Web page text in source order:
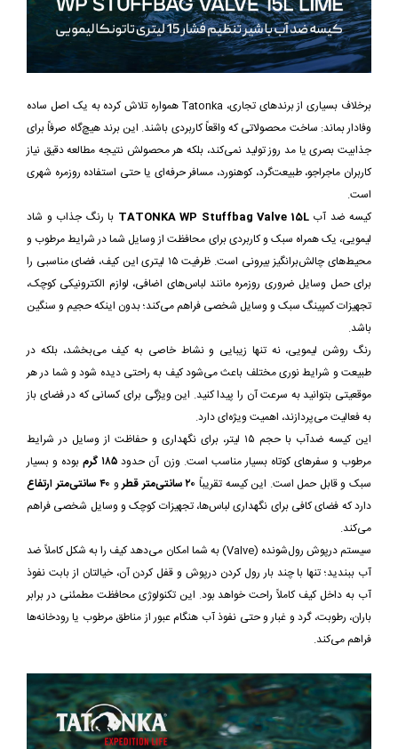
برخلاف بسیاری از برندهای تجاری، Tatonka همواره تلاش کرده به یک اصل ساده
وفادار بماند: ساخت محصولاتی که واقعاً کاربردی باشند. این برند هیچ‌گاه صرفاً برای
جذابیت بصری یا مد روز تولید نمی‌کند، بلکه هر محصولش نتیجه مطالعه دقیق نیاز
کاربران ماجراجو، طبیعت‌گرد، کوهنورد، مسافر حرفه‌ای یا حتی استفاده روزمره شهری
است.
کیسه ضد آبTATONKA WP Stuffbag Valve 15L با رنگ جذاب و شاد
لیمویی، یک همراه سبک و کاربردی برای محافظت از وسایل شما در شرایط مرطوب و
محیط‌های چالش‌برانگیز بیرونی است. ظرفیت ۱۵ لیتری این کیف، فضای مناسبی را
برای حمل وسایل ضروری روزمره مانند لباس‌های اضافی، لوازم الکترونیکی کوچک،
تجهیزات کمپینگ سبک و وسایل شخصی فراهم می‌کند؛ بدون اینکه حجیم و سنگین
باشد.
رنگ روشن لیمویی، نه تنها زیبایی و نشاط خاصی به کیف می‌بخشد، بلکه در
طبیعت و شرایط نوری مختلف باعث می‌شود کیف به راحتی دیده شود و شما در هر
موقعیتی بتوانید به سرعت آن را پیدا کنید. این ویژگی برای کسانی که در فضای باز
به فعالیت می‌پردازند، اهمیت ویژه‌ای دارد.
این کیسه ضدآب با حجم ۱۵ لیتر، برای نگهداری و حفاظت از وسایل در شرایط
مرطوب و سفرهای کوتاه بسیار مناسب است. وزن آن حدود ۱۸۵ گرم
بوده و بسیار
سبک و قابل حمل است. این کیسه تقریباً ۲۰ سانتی‌متر قطر و ۴۰ سانتی‌متر ارتفاع
دارد که فضای کافی برای نگهداری لباس‌ها، تجهیزات کوچک و وسایل شخصی فراهم
می‌کند.
سیستم درپوش رول‌شونده (Valve) به شما امکان می‌دهد کیف را به شکل کاملاً ضد
آب ببندید؛ تنها با چند بار رول کردن درپوش و قفل کردن آن، خیالتان از بابت نفوذ
آب به داخل کیف کاملاً راحت خواهد بود. این تکنولوژی محافظت مطمئنی در برابر
باران، رطوبت، گرد و غبار و حتی نفوذ آب هنگام عبور از مناطق مرطوب یا رودخانه‌ها
فراهم می‌کند.